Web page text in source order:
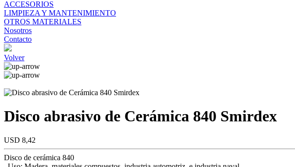
ACCESORIOS
LIMPIEZA Y MANTENIMIENTO
OTROS MATERIALES
Nosotros
Contacto
Volver
Disco abrasivo de Cerámica 840 Smirdex
USD 8,42
Disco de cerámica 840